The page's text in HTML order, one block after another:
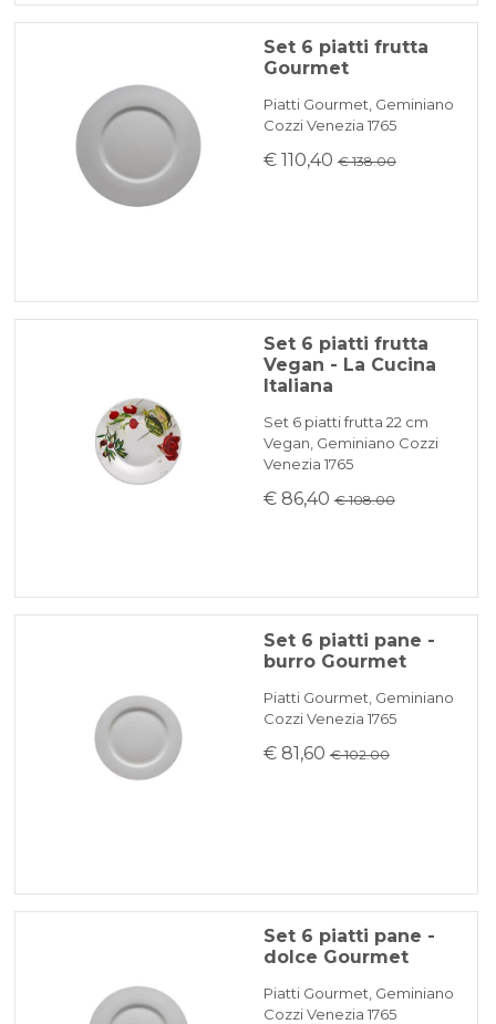
Set 6 piatti frutta
Gourmet
Piatti Gourmet, Geminiano
Cozzi Venezia 1765
€ 110,40 € 138.00
Set 6 piatti frutta
Vegan - La Cucina
Italiana
Set 6 piatti frutta 22 cm
Vegan, Geminiano Cozzi
Venezia 1765
€ 86,40 € 108.00
Set 6 piatti pane -
burro Gourmet
Piatti Gourmet, Geminiano
Cozzi Venezia 1765
€ 81,60 € 102.00
Set 6 piatti pane -
dolce Gourmet
Piatti Gourmet, Geminiano
Cozzi Venezia 1765